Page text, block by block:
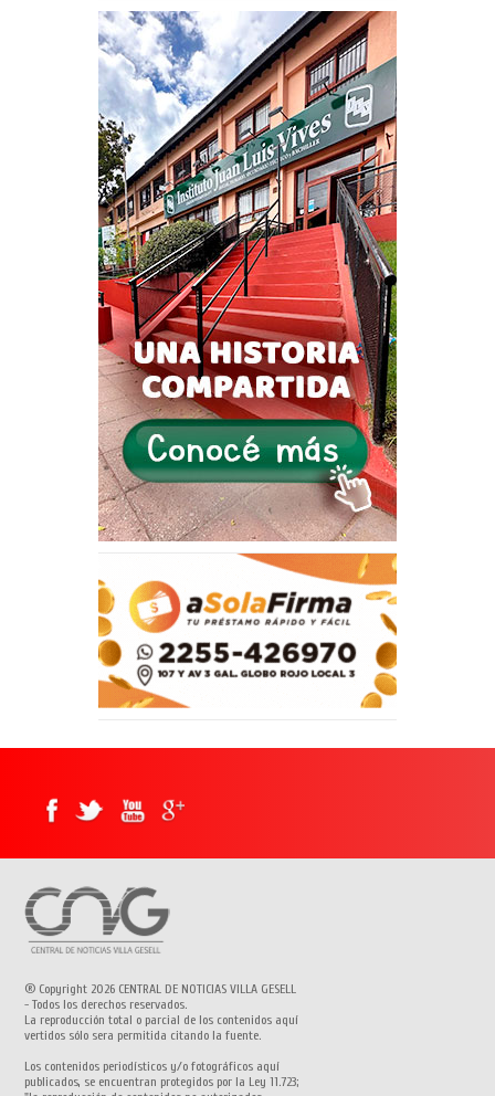
® Copyright 2026 CENTRAL DE NOTICIAS VILLA GESELL
- Todos los derechos reservados.
La reproducción total o parcial de los contenidos aquí
vertidos sólo sera permitida citando la fuente.
Los contenidos periodísticos y/o fotográficos aquí
publicados, se encuentran protegidos por la Ley 11.723;